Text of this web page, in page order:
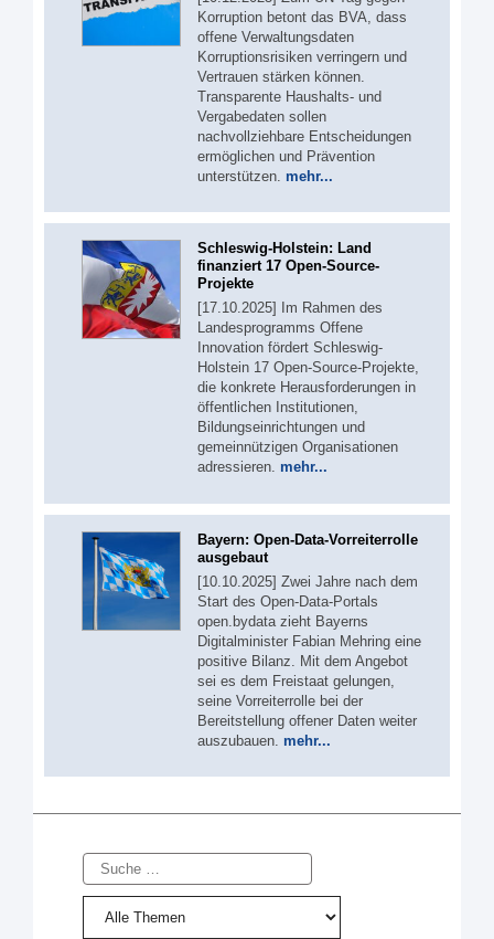
Korruption betont das BVA, dass
offene Verwaltungsdaten
Korruptionsrisiken verringern und
Vertrauen stärken können.
Transparente Haushalts- und
Vergabedaten sollen
nachvollziehbare Entscheidungen
ermöglichen und Prävention
unterstützen. mehr...
Schleswig-Holstein: Land
finanziert 17 Open-Source-
Projekte
[17.10.2025] Im Rahmen des
Landesprogramms Offene
Innovation fördert Schleswig-
Holstein 17 Open-Source-Projekte,
die konkrete Herausforderungen in
öffentlichen Institutionen,
Bildungseinrichtungen und
gemeinnützigen Organisationen
adressieren. mehr...
Bayern: Open-Data-Vorreiterrolle
ausgebaut
[10.10.2025] Zwei Jahre nach dem
Start des Open-Data-Portals
open.bydata zieht Bayerns
Digitalminister Fabian Mehring eine
positive Bilanz. Mit dem Angebot
sei es dem Freistaat gelungen,
seine Vorreiterrolle bei der
Bereitstellung offener Daten weiter
auszubauen. mehr...
Suche